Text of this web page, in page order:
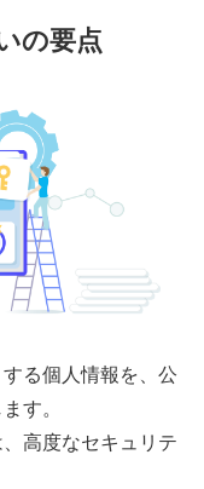
の要点
る個人情報を、公
す。
高度なセキュリテ